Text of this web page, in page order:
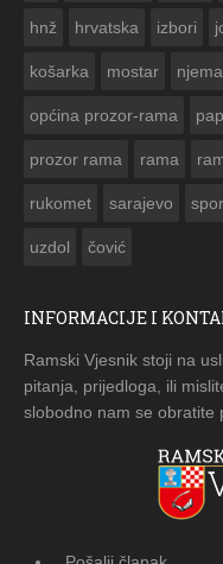
hnž hrvatska izbori
košarka mostar
općina prozor-rama
prozor rama rama
rukomet sarajevo
uzdol čović
INFORMACIJE I
Ramski Vjesnik stoji na
pitanja, prijedloga, ili
slobodno nam se obratite